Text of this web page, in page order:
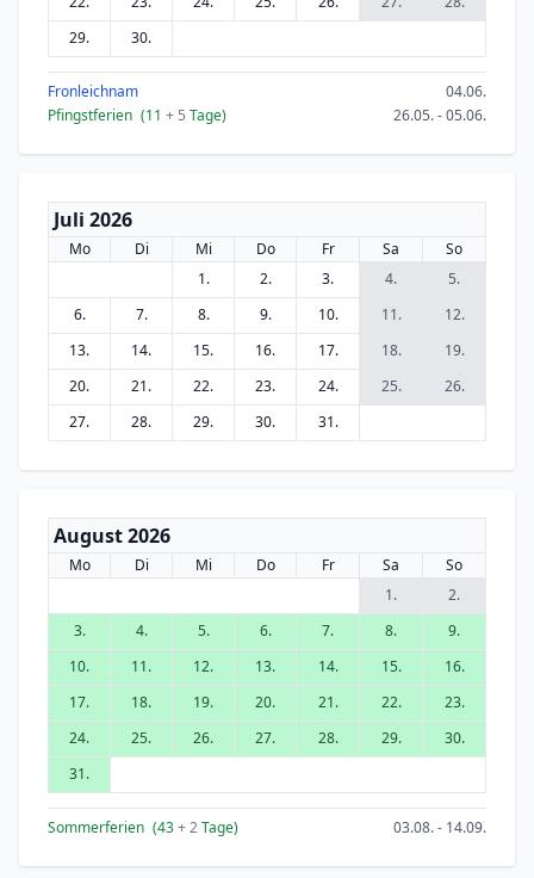
29.
30.
Fronleichnam
04.06.
Pfingstferien (11 + 5 Tage) 26.05. - 05.06.
Juli 2026
Mo Di Mi Do Fr Sa
So
1.
2. 3. 4.
5.
6.
7. 8. 9. 10. 11.
12.
13.
14. 15. 16. 17. 18.
19.
20.
21. 22. 23. 24. 25.
26.
27.
28. 29. 30. 31.
August 2026
Mo Di Mi Do Fr Sa
So
1.
2.
3.
4. 5. 6. 7. 8.
9.
10.
11. 12. 13. 14. 15.
16.
17.
18. 19. 20. 21. 22.
23.
24.
25. 26. 27. 28. 29.
30.
31.
Sommerferien (43+ 2Tage) 03.08. - 14.09.